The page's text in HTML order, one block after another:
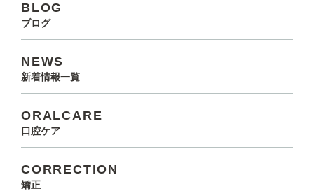
BLOG
ブログ
NEWS
新着情報一覧
ORALCARE
口腔ケア
CORRECTION
矯正